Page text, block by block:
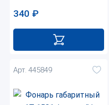
340 ₽
Арт. 445849